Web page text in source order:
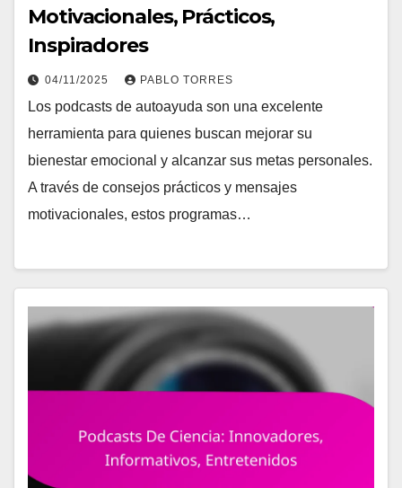
Motivacionales, Prácticos,
Inspiradores
04/11/2025 PABLO TORRES
Los podcasts de autoayuda son una excelente
herramienta para quienes buscan mejorar su
bienestar emocional y alcanzar sus metas personales.
A través de consejos prácticos y mensajes
motivacionales, estos programas…